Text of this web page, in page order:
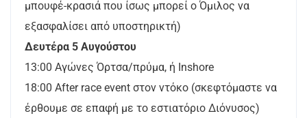
μπουφέ-κρασιά που ίσως μπορεί ο Όμιλος να
εξασφαλίσει από υποστηρικτή)
Δευτέρα 5 Αυγούστου
13:00 Αγώνες Όρτσα/πρύμα, ή Inshore
18:00 After race event στον ντόκο (σκεφτόμαστε να
έρθουμε σε επαφή με το εστιατόριο Διόνυσος)